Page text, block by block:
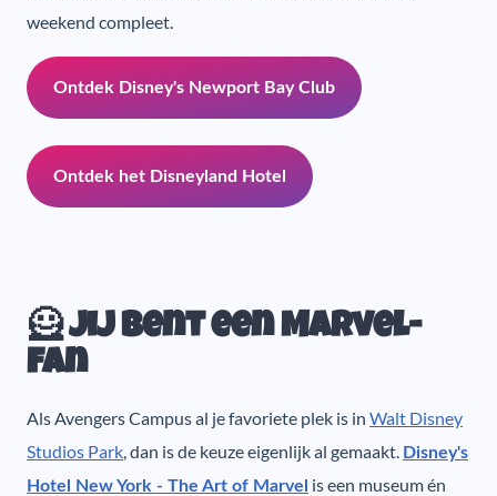
weekend compleet.
Ontdek Disney's Newport Bay Club
Ontdek het Disneyland Hotel
🦸 Jij bent een Marvel-
fan
Als Avengers Campus al je favoriete plek is in Walt Disney
Studios Park, dan is de keuze eigenlijk al gemaakt. Disney's
Hotel New York - The Art of Marvel is een museum én